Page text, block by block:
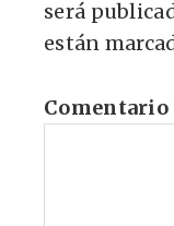
será
están
Comentario